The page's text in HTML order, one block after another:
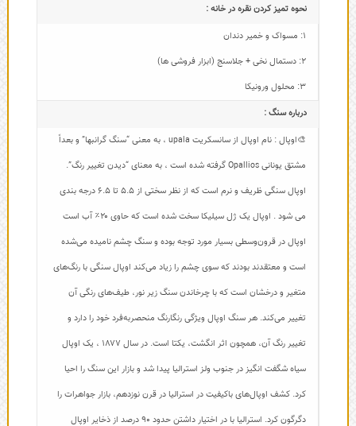
نحوه تمیز کردن نقره در خانه :
1: مسواک و خمیر دندان
2: دستمال نخی + جلاسنج (ابزار فروشی ها)
3: محلول ورونیکا
درباره سنگ :
🎨اوپال : نام اوپال از سانسکریت upala ، به معنی “سنگ گرانبها” و بعداً
مشتق یونانی Opallios گرفته شده است ، به معنای “دیدن تغییر رنگ”.
اوپال سنگی ظریف و نرم است که از نظر سختی از ۵.۵ تا ۶.۵ درجه بندی
می شود . اوپال یک ژل سیلیکا سخت شده است که حاوی ۲۰٪ آب است
اوپال در قرون‌وسطی بسیار مورد توجه بوده و سنگ چشم نامیده می‌شده
است و معتقدند بودند که سوی چشم را زیاد می‌کند اوپال سنگی با رنگ‌های
متغیر و درخشان است که با چرخاندن سنگ زیر نور، طیف‌های رنگی آن‌
تغییر می‌کند. هر سنگ اوپال ویژگی رنگارنگ منحصربه‌فرد خود را دارد و
تغییر رنگ آن، همچون اثر انگشت، یکتا است. در سال ۱۸۷۷ ، یک اوپال
سیاه شگفت انگیز در جنوب ولز استرالیا پیدا شد و بازار این سنگ را احیا
کرد. کشف اوپال‌های باکیفیت در استرالیا در قرن نوزدهم، بازار جواهرات را
دگرگون کرد. استرالیا با در اختیار داشتن حدود ۹۰ درصد از ذخایر اوپال